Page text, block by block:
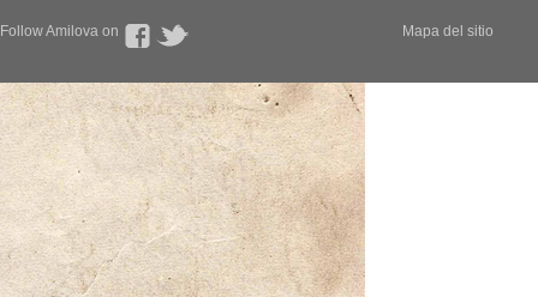
Follow Amilova on Mapa del sitio